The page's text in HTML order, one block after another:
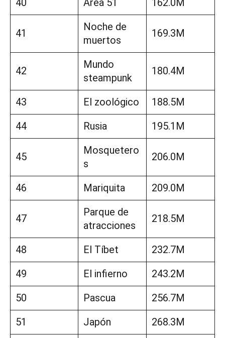
40 Área 51 162.0M
41
Noche de
muertos
169.3M
42
Mundo
steampunk
180.4M
43 El zoológico
188.5M
44
Rusia 195.1M
45
Mosquetero
s
206.0M
46 Mariquita 209.0M
47
Parque de
atracciones
218.5M
48 El Tíbet
232.7M
49
El infierno
243.2M
50
Pascua
256.7M
51
Japón
268.3M